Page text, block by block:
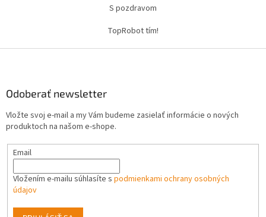
S pozdravom
TopRobot tím!
Odoberať newsletter
Vložte svoj e-mail a my Vám budeme zasielať informácie o nových
produktoch na našom e-shope.
Email
Vložením e-mailu súhlasíte s podmienkami ochrany osobných
údajov